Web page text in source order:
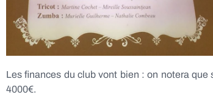
Les finances du club vont bien : on notera
4000€.